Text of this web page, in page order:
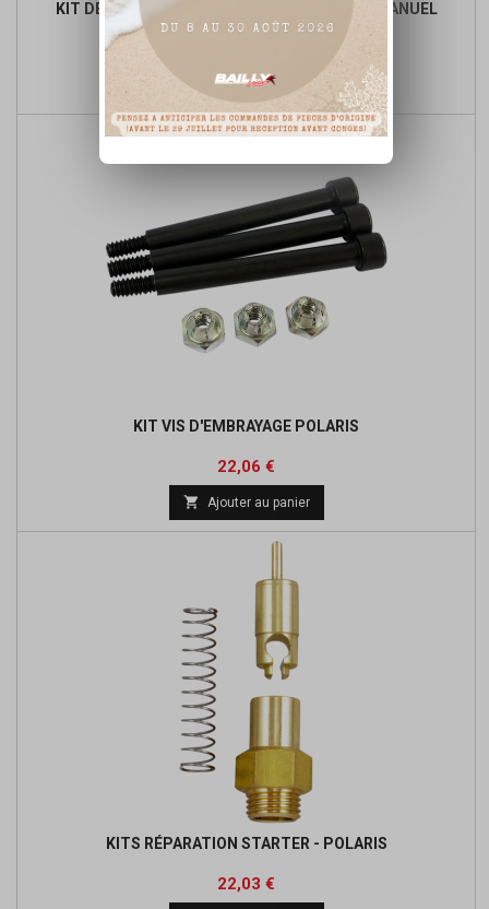
KIT DE RECONDITIONNEMENT DE LANCEUR MANUEL
base
 Ajouter au panier
KIT VIS D'EMBRAYAGE POLARIS
Prix
22,06 €
base
 Ajouter au panier
KITS RÉPARATION STARTER - POLARIS
Prix
22,03 €